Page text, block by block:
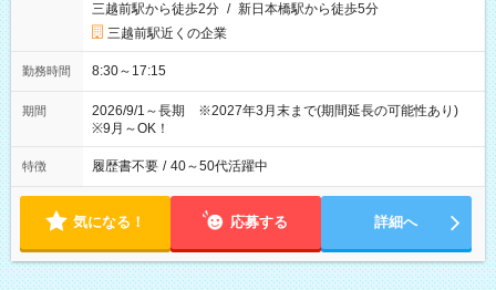
三越前駅から徒歩2分 / 新日本橋駅から徒歩5分
三越前駅近くの企業
勤務時間 8:30～17:15
期間
2026/9/1～長期 ※2027年3月末まで(期間延長の可能性あり)
※9月～OK！
特徴 履歴書不要 / 40～50代活躍中
気になる！ 応募する 詳細へ